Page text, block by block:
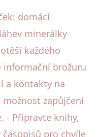
domácí
minerálky
každého
informační brožuru
a kontakty na
zapůjčení
- Připravte knihy,
pro chvíle